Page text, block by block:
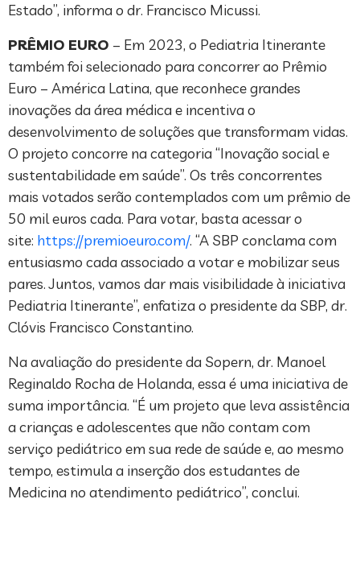
Estado”, informa o dr. Francisco Micussi.
PRÊMIO EURO – Em 2023, o Pediatria Itinerante
também foi selecionado para concorrer ao Prêmio
Euro – América Latina, que reconhece grandes
inovações da área médica e incentiva o
desenvolvimento de soluções que transformam vidas.
O projeto concorre na categoria “Inovação social e
sustentabilidade em saúde”. Os três concorrentes
mais votados serão contemplados com um prêmio de
50 mil euros cada. Para votar, basta acessar o
site: https://premioeuro.com/. “A SBP conclama com
entusiasmo cada associado a votar e mobilizar seus
pares. Juntos, vamos dar mais visibilidade à iniciativa
Pediatria Itinerante”, enfatiza o presidente da SBP, dr.
Clóvis Francisco Constantino.
Na avaliação do presidente da Sopern, dr. Manoel
Reginaldo Rocha de Holanda, essa é uma iniciativa de
suma importância. “É um projeto que leva assistência
a crianças e adolescentes que não contam com
serviço pediátrico em sua rede de saúde e, ao mesmo
tempo, estimula a inserção dos estudantes de
Medicina no atendimento pediátrico”, conclui.